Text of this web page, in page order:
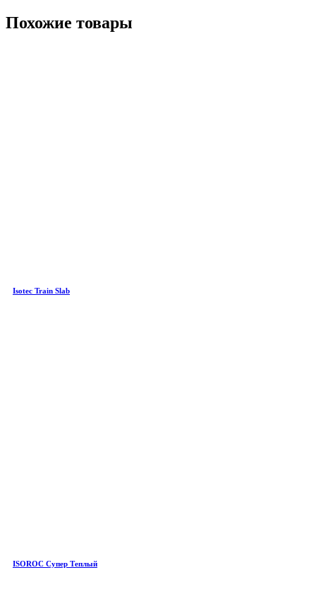
Похожие товары
Isotec Train Slab
ISOROC Супер Теплый